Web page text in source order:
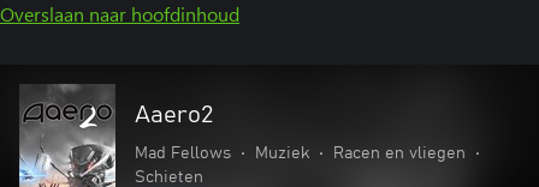
Overslaan naar hoofdinhoud
Aaero2
Mad Fellows • Muziek • Racen en vliegen
•
Schieten